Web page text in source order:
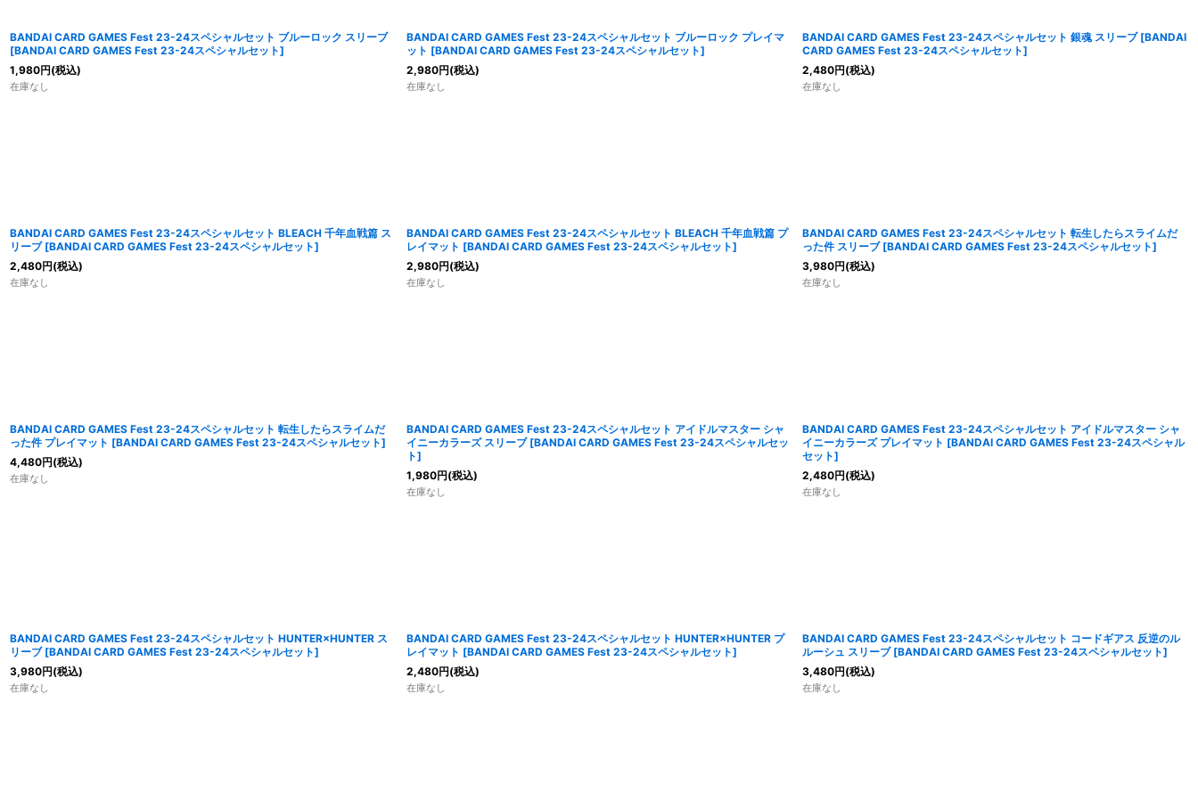
BANDAI CARD GAMES Fest 23-24スペシャルセット ブルーロック スリーブ
[BANDAI CARD GAMES Fest 23-24スペシャルセット]
1,980円(税込)
在庫なし
BANDAI CARD GAMES Fest 23-24スペシャルセット ブルーロック プレイマ
ット [BANDAI CARD GAMES Fest 23-24スペシャルセット]
2,980円(税込)
在庫なし
BANDAI CARD GAMES Fest 23-24スペシャルセット 銀魂 スリーブ [BANDAI
CARD GAMES Fest 23-24スペシャルセット]
2,480円(税込)
在庫なし
BANDAI CARD GAMES Fest 23-24スペシャルセット BLEACH 千年血戦篇 ス
リーブ [BANDAI CARD GAMES Fest 23-24スペシャルセット]
2,480円(税込)
在庫なし
BANDAI CARD GAMES Fest 23-24スペシャルセット BLEACH 千年血戦篇 プ
レイマット [BANDAI CARD GAMES Fest 23-24スペシャルセット]
2,980円(税込)
在庫なし
BANDAI CARD GAMES Fest 23-24スペシャルセット 転生したらスライムだ
った件 スリーブ [BANDAI CARD GAMES Fest 23-24スペシャルセット]
3,980円(税込)
在庫なし
BANDAI CARD GAMES Fest 23-24スペシャルセット 転生したらスライムだ
った件 プレイマット [BANDAI CARD GAMES Fest 23-24スペシャルセット]
4,480円(税込)
在庫なし
BANDAI CARD GAMES Fest 23-24スペシャルセット アイドルマスター シャ
イニーカラーズ スリーブ [BANDAI CARD GAMES Fest 23-24スペシャルセッ
ト]
1,980円(税込)
在庫なし
BANDAI CARD GAMES Fest 23-24スペシャルセット アイドルマスター シャ
イニーカラーズ プレイマット [BANDAI CARD GAMES Fest 23-24スペシャル
セット]
2,480円(税込)
在庫なし
BANDAI CARD GAMES Fest 23-24スペシャルセット HUNTER×HUNTER ス
リーブ [BANDAI CARD GAMES Fest 23-24スペシャルセット]
3,980円(税込)
在庫なし
BANDAI CARD GAMES Fest 23-24スペシャルセット HUNTER×HUNTER プ
レイマット [BANDAI CARD GAMES Fest 23-24スペシャルセット]
2,480円(税込)
在庫なし
BANDAI CARD GAMES Fest 23-24スペシャルセット コードギアス 反逆のル
ルーシュ スリーブ [BANDAI CARD GAMES Fest 23-24スペシャルセット]
3,480円(税込)
在庫なし